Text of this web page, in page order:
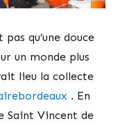
qu’une douce
un monde plus
lieu la collecte
. En
Saint Vincent de